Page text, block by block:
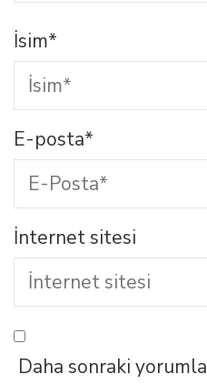
İsim*
E-posta*
İnternet sitesi
Daha sonraki